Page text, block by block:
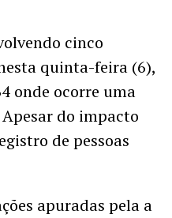
cinco
quinta-feira (6),
onde ocorre uma
do impacto
de pessoas
apuradas pela a